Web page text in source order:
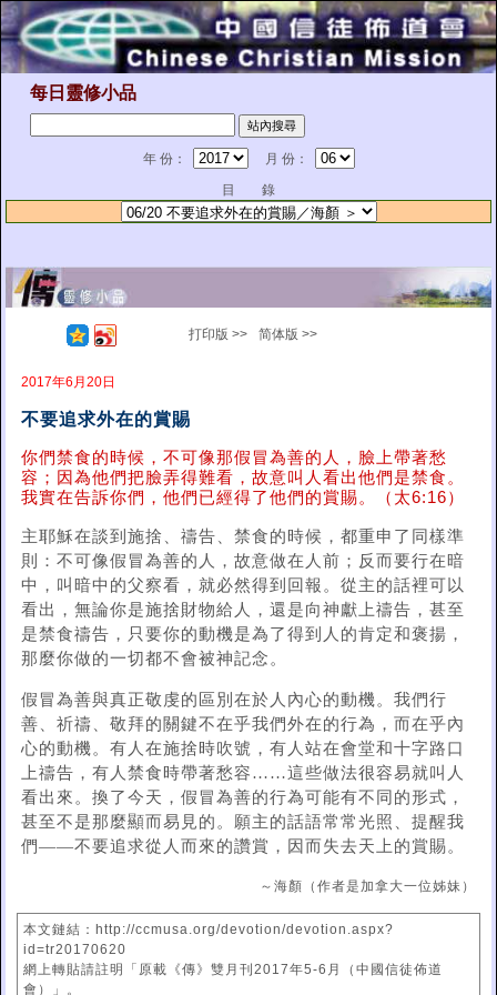
每日靈修小品
年 份：
月 份：
目 錄
打印版 >> 简体版 >>
2017年6月20日
不要追求外在的賞賜
你們禁食的時候，不可像那假冒為善的人，臉上帶著愁
容；因為他們把臉弄得難看，故意叫人看出他們是禁食。
我實在告訴你們，他們已經得了他們的賞賜。（太6:16）
主耶穌在談到施捨、禱告、禁食的時候，都重申了同樣準
則：不可像假冒為善的人，故意做在人前；反而要行在暗
中，叫暗中的父察看，就必然得到回報。從主的話裡可以
看出，無論你是施捨財物給人，還是向神獻上禱告，甚至
是禁食禱告，只要你的動機是為了得到人的肯定和褒揚，
那麼你做的一切都不會被神記念。
假冒為善與真正敬虔的區別在於人內心的動機。我們行
善、祈禱、敬拜的關鍵不在乎我們外在的行為，而在乎內
心的動機。有人在施捨時吹號，有人站在會堂和十字路口
上禱告，有人禁食時帶著愁容……這些做法很容易就叫人
看出來。換了今天，假冒為善的行為可能有不同的形式，
甚至不是那麼顯而易見的。願主的話語常常光照、提醒我
們——不要追求從人而來的讚賞，因而失去天上的賞賜。
～海顏（作者是加拿大一位姊妹）
本文鏈結：http://ccmusa.org/devotion/devotion.aspx?
id=tr20170620
網上轉貼請註明「原載《傳》雙月刊2017年5-6月（中國信徒佈道
會）」。